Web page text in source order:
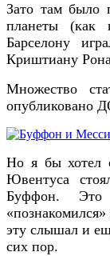
Зато там было
планеты (как
Барселону
Криштиану
Множество
опубликовано
Но я бы хотел
Ювентуса
Буффон.
эту слышал и
сих пор.